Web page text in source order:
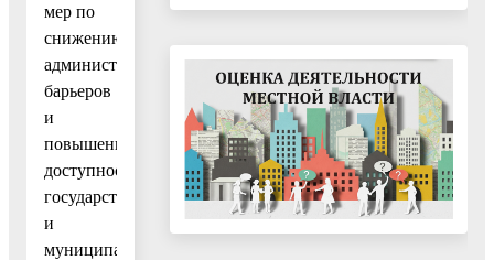
мер по
снижению
административных
барьеров
и
повышению
доступности
государственных
и
муниципальных